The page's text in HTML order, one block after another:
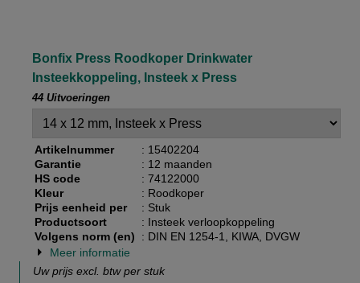
Bonfix Press Roodkoper Drinkwater
Insteekkoppeling, Insteek x Press
44 Uitvoeringen
Artikelnummer
: 15402204
Garantie
: 12 maanden
HS code
: 74122000
Kleur
: Roodkoper
Prijs eenheid per
: Stuk
Productsoort
: Insteek verloopkoppeling
Volgens norm (en)
: DIN EN 1254-1, KIWA, DVGW
Meer informatie
Uw prijs excl. btw per stuk